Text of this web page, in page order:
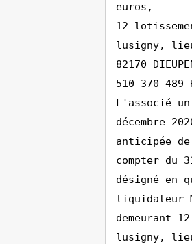
euros,
12
lusigny,
82170
510 370 489
L'associé
décembre
anticipée
compter du
désigné en
liquidateur
demeurant
lusigny,